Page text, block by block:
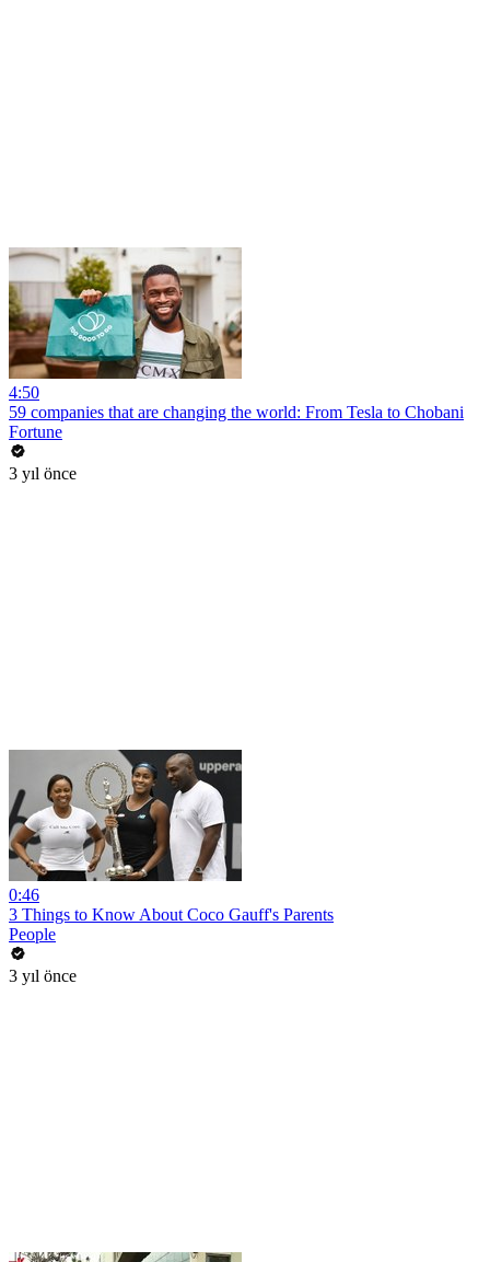
4:50
59 companies that are changing the world: From Tesla to Chobani
Fortune
3 yıl önce
0:46
3 Things to Know About Coco Gauff's Parents
People
3 yıl önce